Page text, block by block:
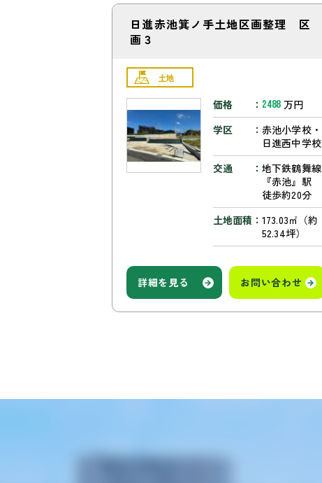
日進赤池箕ノ手土地区画整理 区
画３
土地
価格 2488 万円
学区
赤池小学校・
日進西中学校
交通
地下鉄鶴舞線
『赤池』駅
徒歩約20分
土地面積
173.03㎡（約
52.34坪）
詳細を見る お問い合わせ